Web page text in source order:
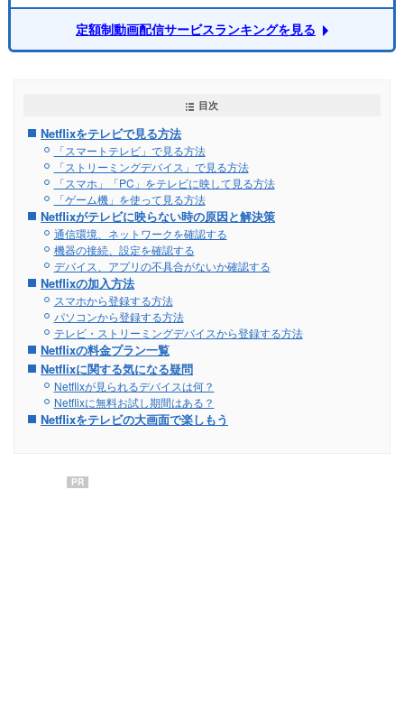
定額制動画配信サービスランキングを見る
目次
Netflixをテレビで見る方法
「スマートテレビ」で見る方法
「ストリーミングデバイス」で見る方法
「スマホ」「PC」をテレビに映して見る方法
「ゲーム機」を使って見る方法
Netflixがテレビに映らない時の原因と解決策
通信環境、ネットワークを確認する
機器の接続、設定を確認する
デバイス、アプリの不具合がないか確認する
Netflixの加入方法
スマホから登録する方法
パソコンから登録する方法
テレビ・ストリーミングデバイスから登録する方法
Netflixの料金プラン一覧
Netflixに関する気になる疑問
Netflixが見られるデバイスは何？
Netflixに無料お試し期間はある？
Netflixをテレビの大画面で楽しもう
PR